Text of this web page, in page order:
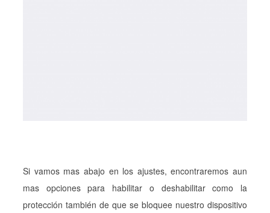
Si vamos mas abajo en los ajustes, encontraremos aun
mas opciones para habilitar o deshabilitar como la
protección también de que se bloquee nuestro dispositivo